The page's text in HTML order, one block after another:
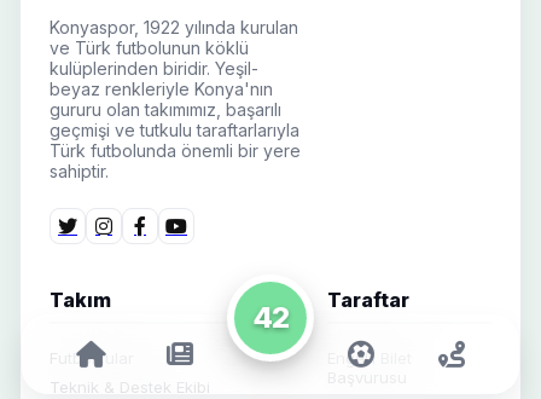
42
Konyaspor, 1922 yılında kurulan
ve Türk futbolunun köklü
kulüplerinden biridir. Yeşil-
beyaz renkleriyle Konya'nın
gururu olan takımımız, başarılı
geçmişi ve tutkulu taraftarlarıyla
Türk futbolunda önemli bir yere
sahiptir.
Takım
Futbolcular
Teknik & Destek Ekibi
Taraftar
Engelli Bilet